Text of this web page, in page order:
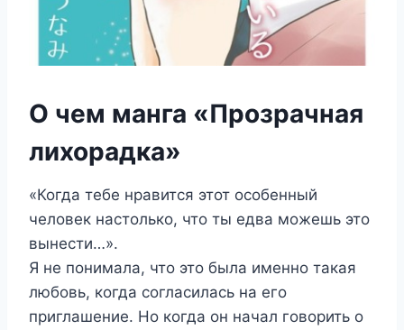
О чем манга «Прозрачная
лихорадка»
«Когда тебе нравится этот особенный
человек настолько, что ты едва можешь это
вынести…».
Я не понимала, что это была именно такая
любовь, когда согласилась на его
приглашение. Но когда он начал говорить о